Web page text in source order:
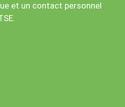
et un contact personnel